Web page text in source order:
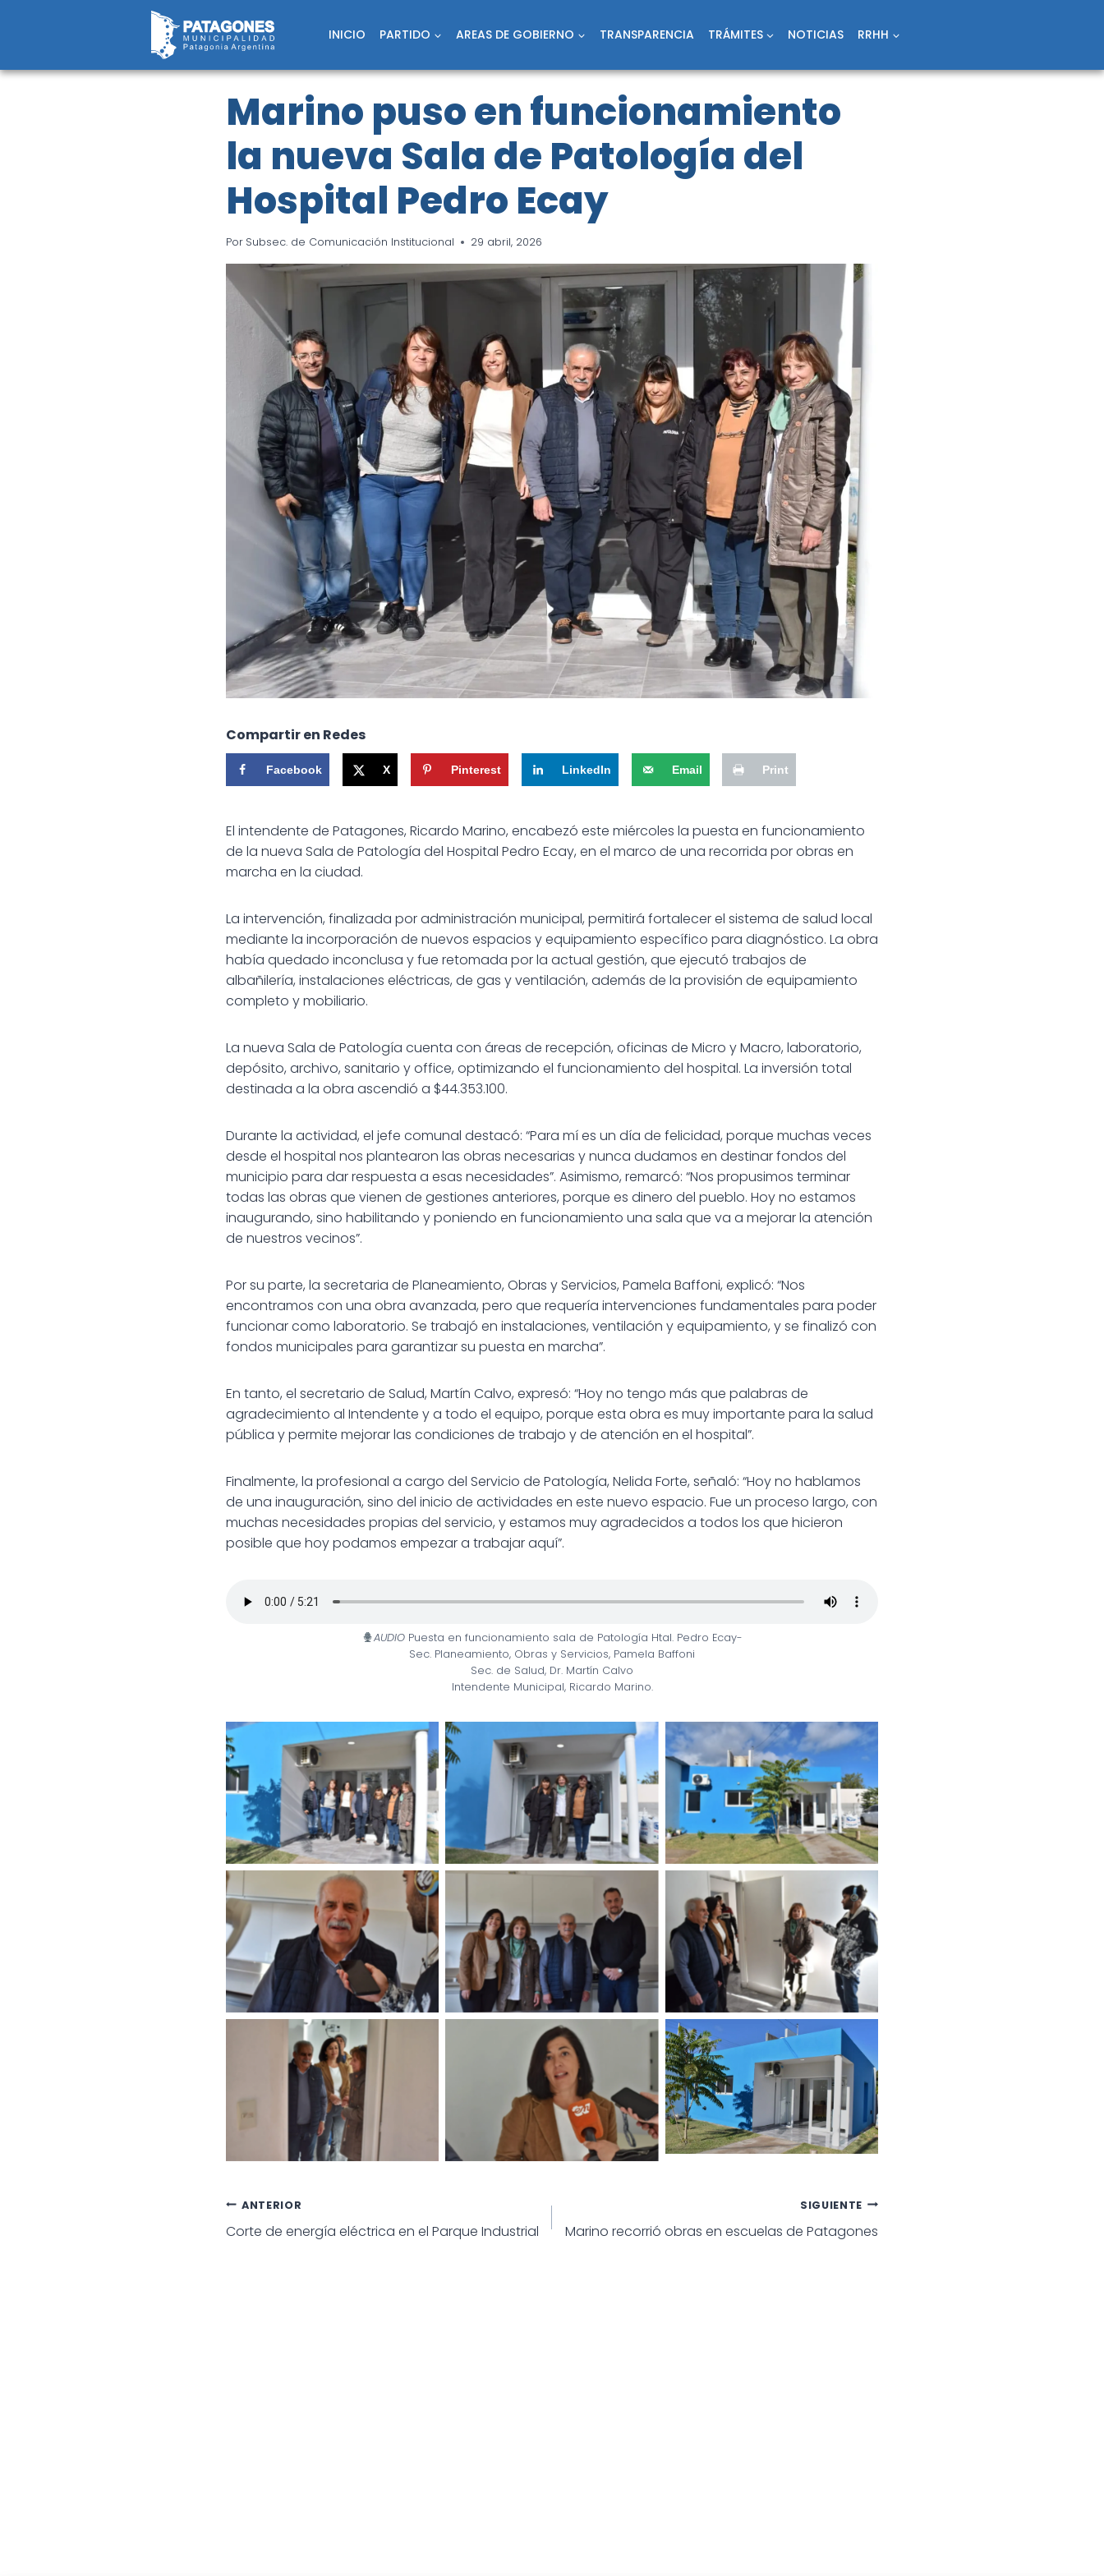
INICIO PARTIDO AREAS DE GOBIERNO TRANSPARENCIA TRÁMITES NOTICIAS RRHH
Marino puso en funcionamiento
la nueva Sala de Patología del
Hospital Pedro Ecay
Por Subsec. de Comunicación Institucional 29 abril, 2026
Compartir en Redes
Facebook X Pinterest LinkedIn Email Print
El intendente de Patagones, Ricardo Marino, encabezó este miércoles la puesta en funcionamiento
de la nueva Sala de Patología del Hospital Pedro Ecay, en el marco de una recorrida por obras en
marcha en la ciudad.
La intervención, finalizada por administración municipal, permitirá fortalecer el sistema de salud local
mediante la incorporación de nuevos espacios y equipamiento específico para diagnóstico. La obra
había quedado inconclusa y fue retomada por la actual gestión, que ejecutó trabajos de
albañilería, instalaciones eléctricas, de gas y ventilación, además de la provisión de equipamiento
completo y mobiliario.
La nueva Sala de Patología cuenta con áreas de recepción, oficinas de Micro y Macro, laboratorio,
depósito, archivo, sanitario y office, optimizando el funcionamiento del hospital. La inversión total
destinada a la obra ascendió a $44.353.100.
Durante la actividad, el jefe comunal destacó: “Para mí es un día de felicidad, porque muchas veces
desde el hospital nos plantearon las obras necesarias y nunca dudamos en destinar fondos del
municipio para dar respuesta a esas necesidades”. Asimismo, remarcó: “Nos propusimos terminar
todas las obras que vienen de gestiones anteriores, porque es dinero del pueblo. Hoy no estamos
inaugurando, sino habilitando y poniendo en funcionamiento una sala que va a mejorar la atención
de nuestros vecinos”.
Por su parte, la secretaria de Planeamiento, Obras y Servicios, Pamela Baffoni, explicó: “Nos
encontramos con una obra avanzada, pero que requería intervenciones fundamentales para poder
funcionar como laboratorio. Se trabajó en instalaciones, ventilación y equipamiento, y se finalizó con
fondos municipales para garantizar su puesta en marcha”.
En tanto, el secretario de Salud, Martín Calvo, expresó: “Hoy no tengo más que palabras de
agradecimiento al Intendente y a todo el equipo, porque esta obra es muy importante para la salud
pública y permite mejorar las condiciones de trabajo y de atención en el hospital”.
Finalmente, la profesional a cargo del Servicio de Patología, Nelida Forte, señaló: “Hoy no hablamos
de una inauguración, sino del inicio de actividades en este nuevo espacio. Fue un proceso largo, con
muchas necesidades propias del servicio, y estamos muy agradecidos a todos los que hicieron
posible que hoy podamos empezar a trabajar aquí”.
AUDIOPuesta en funcionamiento sala de Patología Htal. Pedro Ecay-
Sec. Planeamiento, Obras y Servicios, Pamela Baffoni
Sec. de Salud, Dr. Martín Calvo
Intendente Municipal, Ricardo Marino.
Navegación
ANTERIOR
Corte de energía eléctrica en el Parque Industrial
SIGUIENTE
Marino recorrió obras en escuelas de Patagones